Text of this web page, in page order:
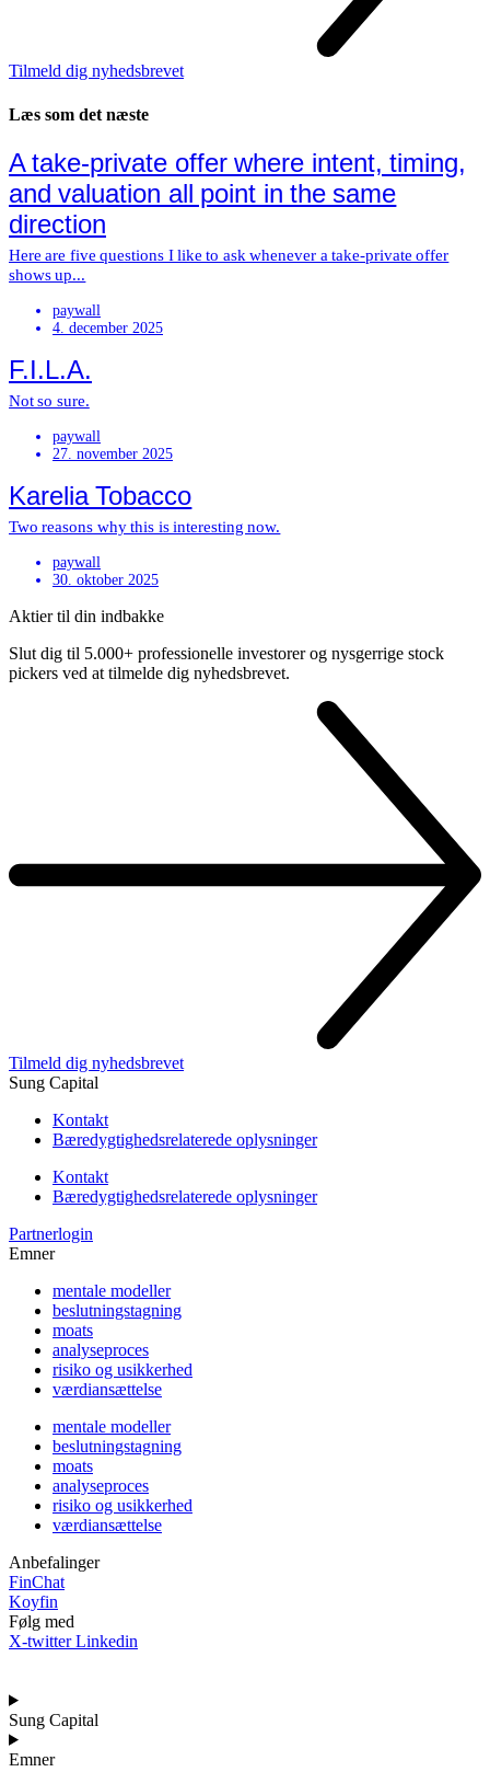
Tilmeld dig nyhedsbrevet
Læs som det næste
A take-private offer where intent, timing,
and valuation all point in the same
direction
Here are five questions I like to ask whenever a take-private offer
shows up...
paywall
4. december 2025
F.I.L.A.
Not so sure.
paywall
27. november 2025
Karelia Tobacco
Two reasons why this is interesting now.
paywall
30. oktober 2025
Aktier til din indbakke
Slut dig til 5.000+ professionelle investorer og nysgerrige stock
pickers ved at tilmelde dig nyhedsbrevet.
Tilmeld dig nyhedsbrevet
Sung Capital
Kontakt
Bæredygtighedsrelaterede oplysninger
Kontakt
Bæredygtighedsrelaterede oplysninger
Partnerlogin
Emner
mentale modeller
beslutningstagning
moats
analyseproces
risiko og usikkerhed
værdiansættelse
mentale modeller
beslutningstagning
moats
analyseproces
risiko og usikkerhed
værdiansættelse
Anbefalinger
FinChat
Koyfin
Følg med
X-twitter Linkedin
Sung Capital
Emner